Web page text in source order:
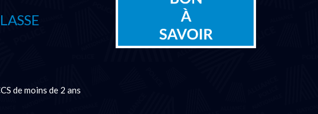
de moins de 2 ans